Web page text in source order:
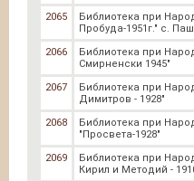
2065
Библиотека при
Пробуда-1951г." с.
2066
Библиотека при
Смирненски 1945"
2067
Библиотека при
Димитров - 1928"
2068
Библиотека при
"Просвета-1928"
2069
Библиотека при
Кирил и Методий -